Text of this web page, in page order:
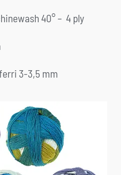
40° – 4 ply
3-3,5 mm